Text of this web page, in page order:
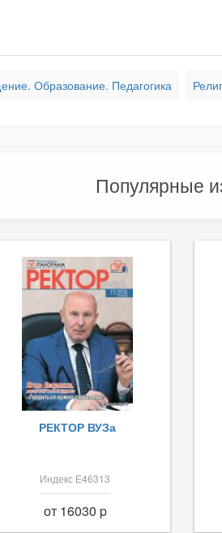
Образование. Педагогика
Популярные
РЕКТОР ВУЗа
Индекс Е46313
от 16030 p